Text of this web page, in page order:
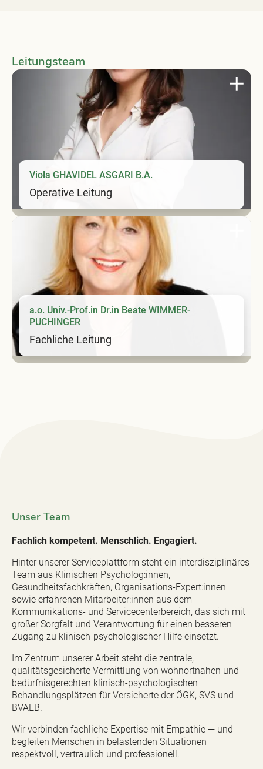
Leitungsteam
Viola GHAVIDEL ASGARI B.A.
Operative Leitung
a.o. Univ.-Prof.in Dr.in Beate WIMMER-
PUCHINGER
Fachliche Leitung
Unser Team
Fachlich kompetent. Menschlich. Engagiert.
Hinter unserer Serviceplattform steht ein interdisziplinäres
Team aus Klinischen Psycholog:innen,
Gesundheitsfachkräften, Organisations-Expert:innen
sowie erfahrenen Mitarbeiter:innen aus dem
Kommunikations- und Servicecenterbereich, das sich mit
großer Sorgfalt und Verantwortung für einen besseren
Zugang zu klinisch-psychologischer Hilfe einsetzt.
Im Zentrum unserer Arbeit steht die zentrale,
qualitätsgesicherte Vermittlung von wohnortnahen und
bedürfnisgerechten klinisch-psychologischen
Behandlungsplätzen für Versicherte der ÖGK, SVS und
BVAEB.
Wir verbinden fachliche Expertise mit Empathie — und
begleiten Menschen in belastenden Situationen
respektvoll, vertraulich und professionell.